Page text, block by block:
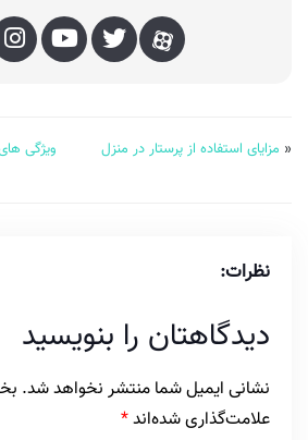
« مزایای استفاده از پرستار در منزل
ویژگی
نظرات:
دیدگاهتان را بنویسید
نشانی ایمیل شما منتشر نخواهد شد.
علامت‌گذاری شده‌اند*